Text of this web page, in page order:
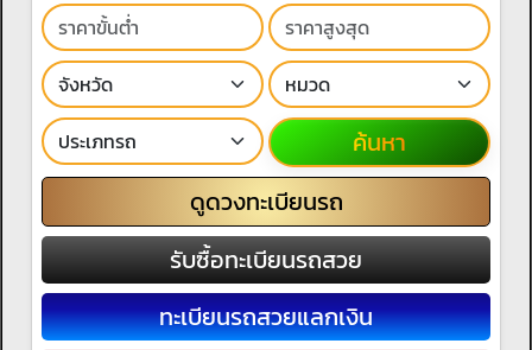
ค้นหา
ดูดวงทะเบียนรถ
รับซื้อทะเบียนรถสวย
ทะเบียนรถสวยแลกเงิน